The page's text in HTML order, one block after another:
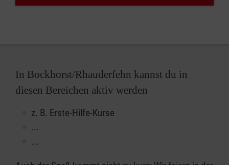
In Bockhorst/Rhauderfehn kannst du in
diesen Bereichen aktiv werden
z. B. Erste-Hilfe-Kurse
...
...